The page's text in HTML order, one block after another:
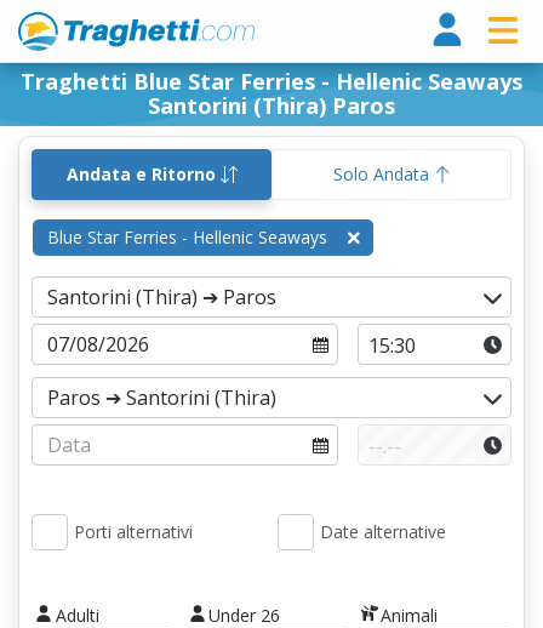
Traghetti Blue Star Ferries - Hellenic Seaways
Santorini (Thira) Paros
Andata e Ritorno Solo Andata
Blue Star Ferries - Hellenic Seaways
Porti alternativi Date alternative
Adulti Under 26 Animali